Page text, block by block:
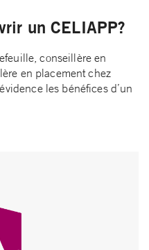
un CELIAPP?
conseillère en
en placement chez
les bénéfices d’un